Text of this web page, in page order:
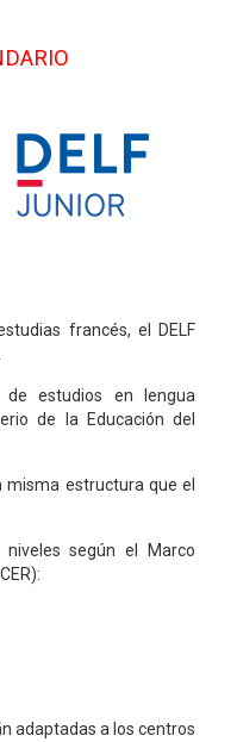
francés, el DELF
de estudios en lengua
de la Educación del
misma estructura que el
según el Marco
adaptadas a los centros